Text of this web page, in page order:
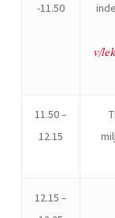
-11.50
v/
11.50 –
12.15
12.15 –